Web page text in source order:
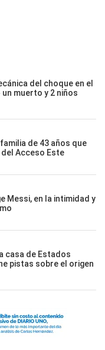
del choque en el
muerto y 2 niños
de 43 años que
Acceso Este
Messi, en la intimidad y
casa de Estados
pistas sobre el origen